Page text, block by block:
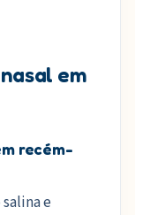
em
recém-
e